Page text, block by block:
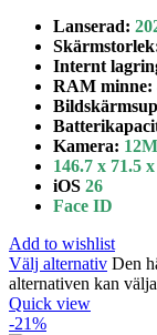
Lanserad:
Internt
RAM minne:
Kamera:
146.7 x 71.5
iOS 26
Face ID
Add to wishlist
Välj alternativ Den
alternativen kan
Quick view
-21%